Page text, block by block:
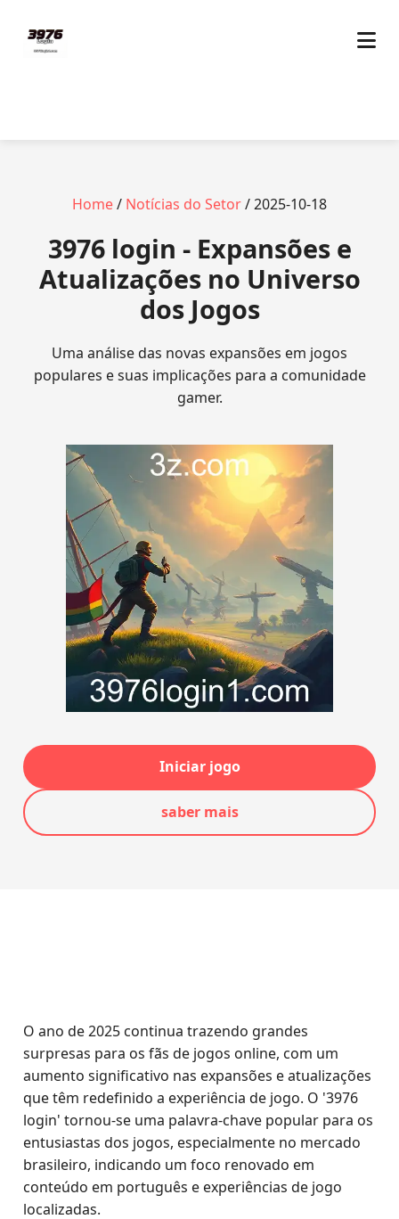
Home/ Notícias do Setor/ 2025-10-18
3976 login - Expansões e
Atualizações no Universo
dos Jogos
Uma análise das novas expansões em jogos
populares e suas implicações para a comunidade
gamer.
Iniciar jogo
saber mais
O ano de 2025 continua trazendo grandes
surpresas para os fãs de jogos online, com um
aumento significativo nas expansões e atualizações
que têm redefinido a experiência de jogo. O '3976
login' tornou-se uma palavra-chave popular para os
entusiastas dos jogos, especialmente no mercado
brasileiro, indicando um foco renovado em
conteúdo em português e experiências de jogo
localizadas.